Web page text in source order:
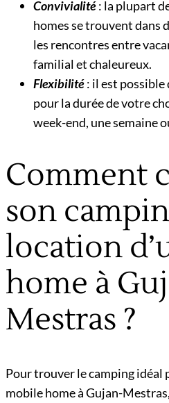
Convivialité: la plupart
homes se trouvent dans
les rencontres entre
familial et chaleureux.
Flexibilité: il est
pour la durée de votre
week-end, une semaine
Comment
son
location
home à
Mestras ?
Pour trouver le camping idéal
mobile home à Gujan-